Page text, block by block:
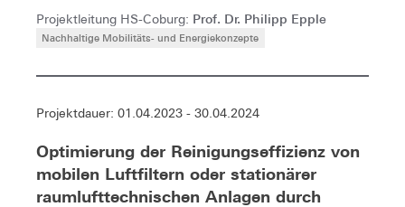
Projektleitung HS-Coburg: Prof. Dr. Philipp Epple
Nachhaltige Mobilitäts- und Energiekonzepte
Projektdauer: 01.04.2023 - 30.04.2024
Optimierung der Reinigungseffizienz von
mobilen Luftfiltern oder stationärer
raumlufttechnischen Anlagen durch